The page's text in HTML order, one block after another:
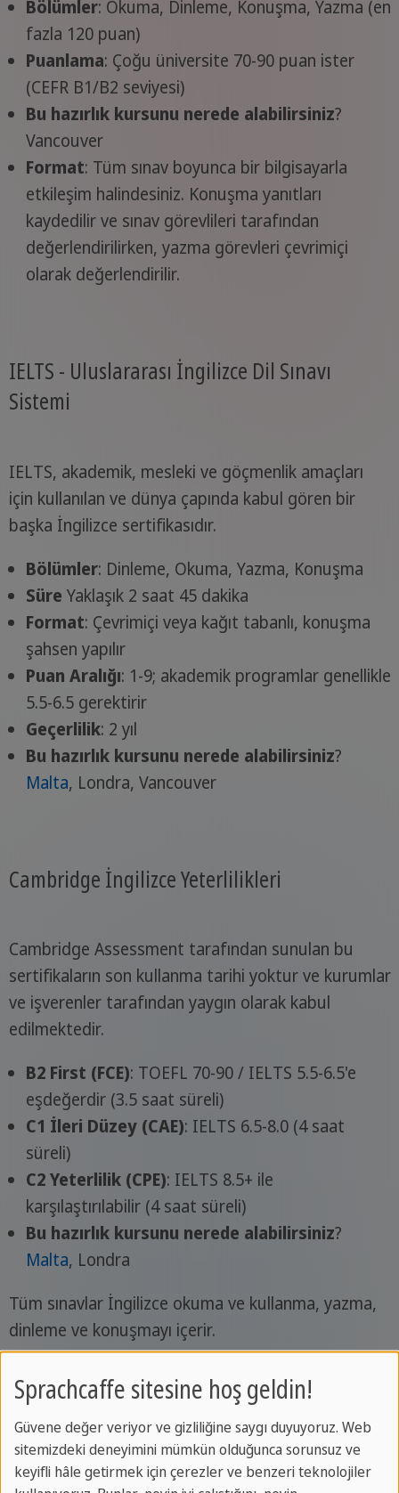
Bölümler: Okuma, Dinleme, Konuşma, Yazma (en
fazla 120 puan)
Puanlama: Çoğu üniversite 70-90 puan ister
(CEFR B1/B2 seviyesi)
Bu hazırlık kursunu nerede alabilirsiniz?
Vancouver
Format: Tüm sınav boyunca bir bilgisayarla
etkileşim halindesiniz. Konuşma yanıtları
kaydedilir ve sınav görevlileri tarafından
değerlendirilirken, yazma görevleri çevrimiçi
olarak değerlendirilir.
IELTS - Uluslararası İngilizce Dil Sınavı
Sistemi
IELTS, akademik, mesleki ve göçmenlik amaçları
için kullanılan ve dünya çapında kabul gören bir
başka İngilizce sertifikasıdır.
Bölümler: Dinleme, Okuma, Yazma, Konuşma
Süre Yaklaşık 2 saat 45 dakika
Format: Çevrimiçi veya kağıt tabanlı, konuşma
şahsen yapılır
Puan Aralığı: 1-9; akademik programlar genellikle
5.5-6.5 gerektirir
Geçerlilik: 2 yıl
Bu hazırlık kursunu nerede alabilirsiniz?
Malta, Londra, Vancouver
Cambridge İngilizce Yeterlilikleri
Cambridge Assessment tarafından sunulan bu
sertifikaların son kullanma tarihi yoktur ve kurumlar
ve işverenler tarafından yaygın olarak kabul
edilmektedir.
B2 First (FCE): TOEFL 70-90 / IELTS 5.5-6.5'e
eşdeğerdir (3.5 saat süreli)
C1 İleri Düzey (CAE): IELTS 6.5-8.0 (4 saat
süreli)
C2 Yeterlilik (CPE): IELTS 8.5+ ile
karşılaştırılabilir (4 saat süreli)
Bu hazırlık kursunu nerede alabilirsiniz?
Malta, Londra
Tüm sınavlar İngilizce okuma ve kullanma, yazma,
dinleme ve konuşmayı içerir.
DELE - Diplomas de Español como Lengua
Extranjera
Sprachcaffe sitesine hoş geldin!
Güvene değer veriyor ve gizliliğine saygı duyuyoruz. Web
sitemizdeki deneyimini mümkün olduğunca sorunsuz ve
keyifli hâle getirmek için çerezler ve benzeri teknolojiler